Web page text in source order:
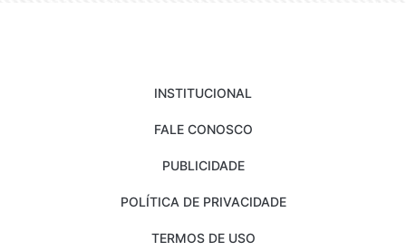
INSTITUCIONAL
FALE CONOSCO
PUBLICIDADE
POLÍTICA DE PRIVACIDADE
TERMOS DE USO